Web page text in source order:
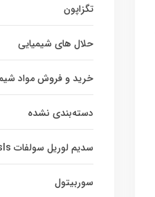
تگزاپون
حلال های شیمیایی
خرید و فروش مواد
دسته‌بندی نشده
سدیم لوریل سولفات sls
سوربیتول